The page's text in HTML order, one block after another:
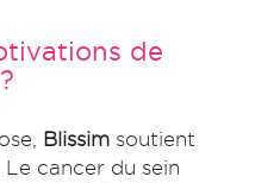
de
Blissim soutient
. Le cancer du sein